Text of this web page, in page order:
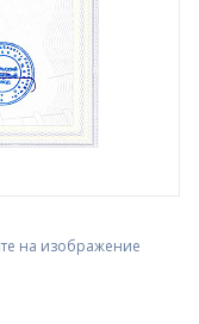
на изображение